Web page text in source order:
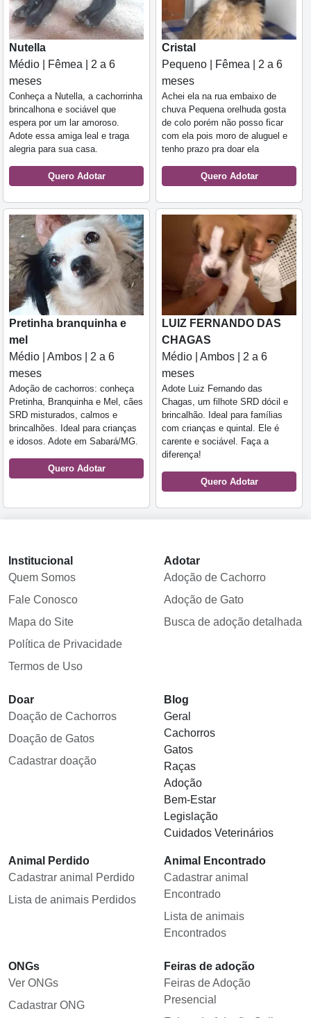
Nutella
Médio | Fêmea | 2 a 6
meses
Conheça a Nutella, a cachorrinha
brincalhona e sociável que
espera por um lar amoroso.
Adote essa amiga leal e traga
alegria para sua casa.
Quero Adotar
Cristal
Pequeno | Fêmea | 2 a 6
meses
Achei ela na rua embaixo de
chuva Pequena orelhuda gosta
de colo porém não posso ficar
com ela pois moro de aluguel e
tenho prazo pra doar ela
Quero Adotar
Pretinha branquinha e
mel
Médio | Ambos | 2 a 6
meses
Adoção de cachorros: conheça
Pretinha, Branquinha e Mel, cães
SRD misturados, calmos e
brincalhões. Ideal para crianças
e idosos. Adote em Sabará/MG.
Quero Adotar
LUIZ FERNANDO DAS
CHAGAS
Médio | Ambos | 2 a 6
meses
Adote Luiz Fernando das
Chagas, um filhote SRD dócil e
brincalhão. Ideal para famílias
com crianças e quintal. Ele é
carente e sociável. Faça a
diferença!
Quero Adotar
Institucional
Quem Somos
Fale Conosco
Mapa do Site
Política de Privacidade
Termos de Uso
Adotar
Adoção de Cachorro
Adoção de Gato
Busca de adoção detalhada
Doar
Doação de Cachorros
Doação de Gatos
Cadastrar doação
Blog
Geral
Cachorros
Gatos
Raças
Adoção
Bem-Estar
Legislação
Cuidados Veterinários
Animal Perdido
Cadastrar animal Perdido
Lista de animais Perdidos
Animal Encontrado
Cadastrar animal
Encontrado
Lista de animais
Encontrados
ONGs
Ver ONGs
Cadastrar ONG
Feiras de adoção
Feiras de Adoção
Presencial